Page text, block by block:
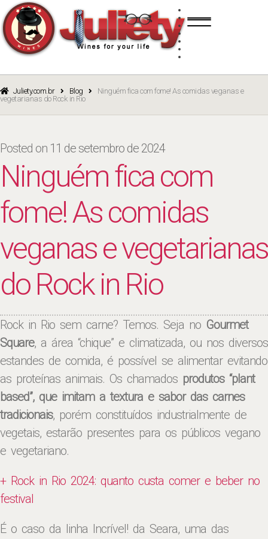
navigation
content
BRANCO
ROSÉ
Juliety.com.br Blog
Ninguém fica com fome! As comidas veganas e
vegetarianas do Rock in Rio
Posted on 11 de setembro de 2024
Ninguém fica com
fome! As comidas
veganas e vegetarianas
do Rock in Rio
Rock in Rio sem carne? Temos. Seja no Gourmet
Square, a área “chique” e climatizada, ou nos diversos
estandes de comida, é possível se alimentar evitando
as proteínas animais. Os chamados produtos “plant
based”, que imitam a textura e sabor das carnes
tradicionais, porém constituídos industrialmente de
vegetais, estarão presentes para os públicos vegano
e vegetariano.
+ Rock in Rio 2024: quanto custa comer e beber no
festival
É o caso da linha Incrível! da Seara, uma das